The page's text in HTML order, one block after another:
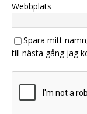
Webbplats
Spara mitt
till nästa gång jag